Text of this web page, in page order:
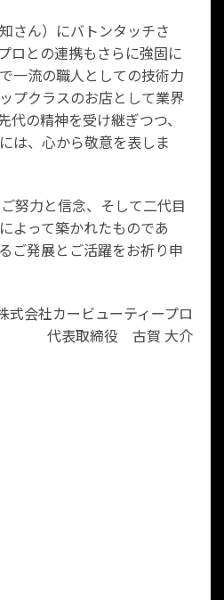
さん）にバトンタッチさ
ロとの連携もさらに強固に
一流の職人としての技術力
プクラスのお店として業界
代の精神を受け継ぎつつ、
は、心から敬意を表しま
努力と信念、そして二代目
よって築かれたものであ
ご発展とご活躍をお祈り申
式会社カービューティープロ
代表取締役 古賀 大介